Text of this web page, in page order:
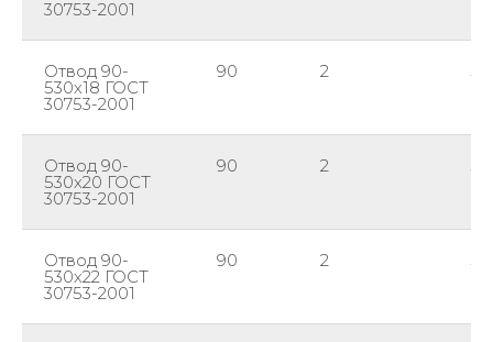
30753-2001
Отвод 90-
530х18 ГОСТ
30753-2001
90 2
Отвод 90-
530х20 ГОСТ
30753-2001
90 2
Отвод 90-
530х22 ГОСТ
30753-2001
90 2